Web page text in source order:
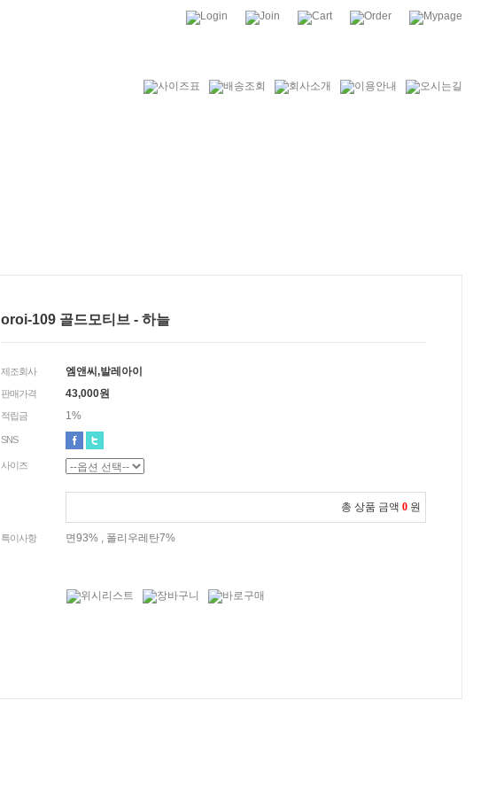
oroi-109 골드모티브 - 하늘
제조회사 엠앤씨,발레아이
판매가격 43,000원
적립금 1%
SNS
사이즈
총 상품 금액 0 원
특이사항 면93% , 폴리우레탄7%